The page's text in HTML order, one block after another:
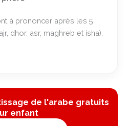
à prononcer après les 5
dhor, asr, maghreb et isha).
de l'arabe gratuits
enfant